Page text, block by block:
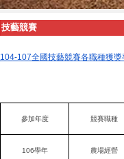
技藝競賽
104-107全國技藝競賽各職種獲獎
參加年度 競賽職種
106學年 農場經營